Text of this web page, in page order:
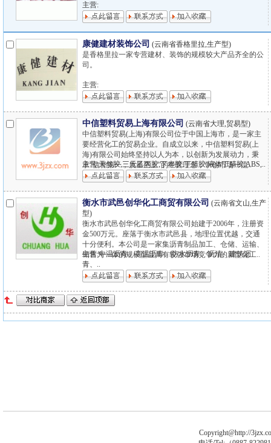
主营:
康健建材装饰公司 (云南省香格里拉,生产型)
是香格里拉一家专营建材、装饰的规模较大产品齐全的公
司。
主营:
中信塑料贸易上海有限公司 (云南省大理,贸易型)
中信塑料贸易(上海)有限公司位于中国上海市，是一家主
要经营化工的贸易企业。自成立以来，中信塑料贸易(上
海)有限公司始终坚持以人为本，以创新为发展动力，秉
承“信誉第一，质量至上”的经营理念，争创市场一流..
主营:天然胶,三元乙丙胶,丁本胶,丁腈胶,液体丁腈胶,ABS,..
衡水市武邑创华化工商贸有限公司 (云南省文山,生产
型)
衡水市武邑创华化工商贸有限公司始建于2006年，注册资
金500万元。座落于衡水市武邑县，地理位置优越，交通
十分便利。本公司是一家集沥青制品加工、仓储、运输、
销售为一体的规模型且具有较强市场竞争力的新型化工..
主营:中温沥青、高温沥青、防水沥青、沥清、建筑沥
青、..
Copyright@http://